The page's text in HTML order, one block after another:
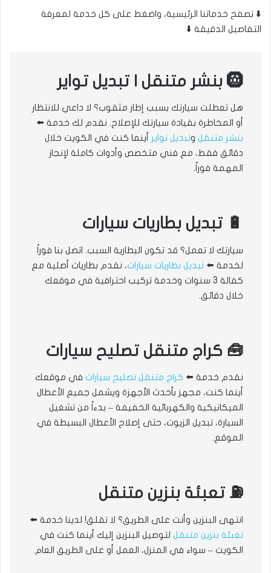
⬇️ تصفح خدماتنا الرئيسية، واضغط على كل خدمة لمعرفة
التفاصيل الدقيقة ⬇️
🛞 بنشر متنقل | تبديل تواير
هل تعطلت سيارتك بسبب إطار مثقوب؟ لا داعي للانتظار
أو المخاطرة بقيادة سيارتك للإصلاح. نقدم لك خدمة ⬅️
بنشر متنقل وتبديل تواير أينما كنت في الكويت خلال
دقائق فقط، مع فني متخصص وأدوات كاملة لإنجاز
المهمة فوراً.
🔋 تبديل بطاريات سيارات
سيارتك لا تعمل؟ قد تكون البطارية السبب. اتصل بنا فوراً
لخدمة ⬅️ تبديل بطاريات سيارات، نقدم بطاريات أصلية مع
كفالة 3 سنوات وخدمة تركيب احترافية في موقعك
خلال دقائق.
🧰 كراج متنقل تصليح سيارات
نقدم خدمة ⬅️ كراج متنقل تصليح سيارات في موقعك
أينما كنت، مجهز بأحدث الأجهزة ويشمل جميع الأعطال
الميكانيكية والكهربائية الخفيفة – بدءاً من تشغيل
السيارة، تبديل الزيوت، حتى إصلاح الأعطال البسيطة في
الموقع.
⛽ تعبئة بنزين متنقل
انتهى البنزين وأنت على الطريق؟ لا تقلق! لدينا خدمة ⬅️
تعبئة بنزين متنقل لتوصيل البنزين إليك أينما كنت في
الكويت – سواء في المنزل، العمل أو على الطريق العام.